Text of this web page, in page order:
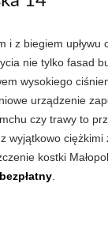
i z biegiem
nie tylko fasad
wysokiego
urządzenie
czy trawy to
wyjątkowo
kostki
bezpłatny.